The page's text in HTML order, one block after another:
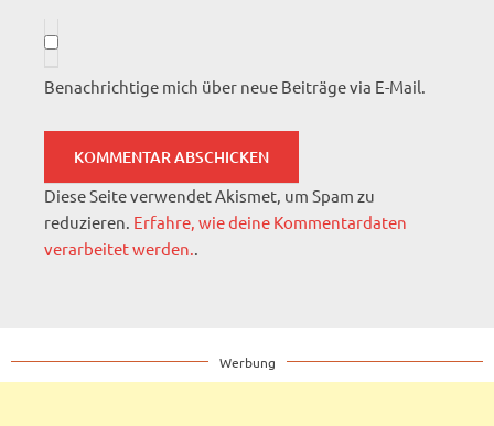
Benachrichtige mich über neue Beiträge via E-Mail.
Diese Seite verwendet Akismet, um Spam zu
reduzieren. Erfahre, wie deine Kommentardaten
verarbeitet werden..
Werbung